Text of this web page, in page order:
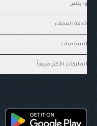
وايتس
خدمة العملاء
السياسات
الماركات الأكثر مبيعاً